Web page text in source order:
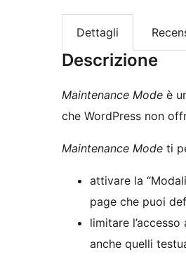
Dettagli
Descrizione
Maintenance Mode è
che WordPress non
Maintenance Mode ti
attivare la
page che puoi
limitare
anche quelli